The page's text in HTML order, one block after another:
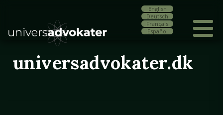
English
Deutsch
Français
Español
universadvokater.dk